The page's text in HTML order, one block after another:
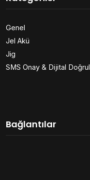
Genel
Jel Akü
Jig
SMS Onay & Dijital
Bağlantılar